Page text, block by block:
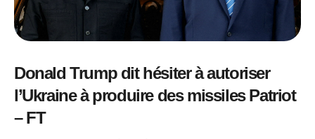
Donald Trump dit hésiter à autoriser
l’Ukraine à produire des missiles Patriot
– FT